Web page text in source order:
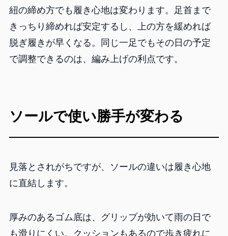
紐の締め方でも履き心地は変わります。足首まで
きっちり締めれば安定するし、上の方を緩めれば
脱ぎ履きが早くなる。同じ一足でもその日の予定
で調整できるのは、編み上げの利点です。
ソールで使い勝手が変わる
見落とされがちですが、ソールの違いは履き心地
に直結します。
厚みのあるゴム底は、グリップが効いて雨の日で
も滑りにくい。クッションもあるので歩き疲れに